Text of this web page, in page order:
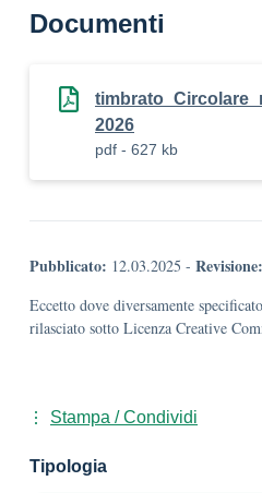
Documenti
2026
pdf - 627 kb
Pubblicato: 12.03.2025 - Revisione:
Eccetto dove diversamente
rilasciato sotto Licenza Creative
Stampa / Condividi
Tipologia